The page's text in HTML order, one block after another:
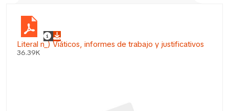
Literal n_) Viáticos, informes de trabajo y justificativos
36.39K